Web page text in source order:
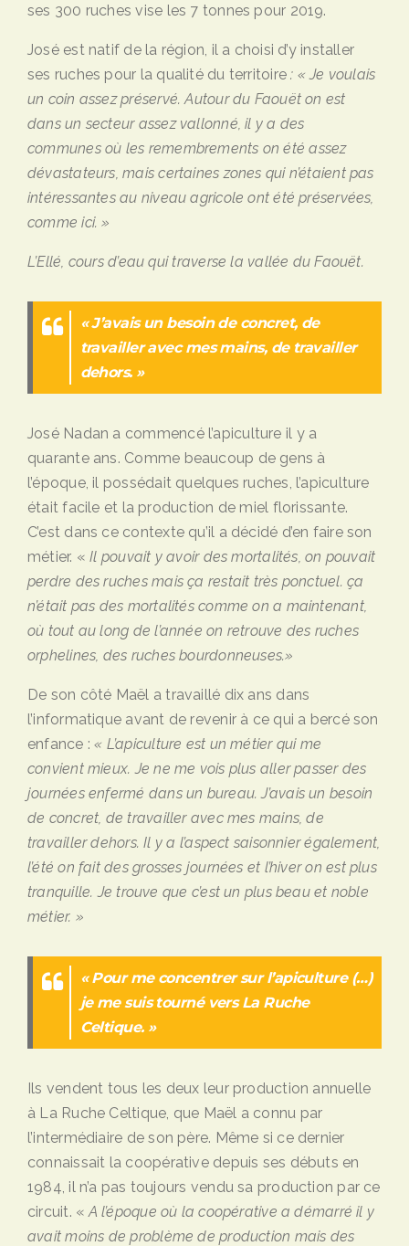
ses 300 ruches vise les 7 tonnes pour 2019.
José est natif de la région, il a choisi d’y installer
ses ruches pour la qualité du territoire: « Je voulais
un coin assez préservé. Autour du Faouët on est
dans un secteur assez vallonné, il y a des
communes où les remembrements on été assez
dévastateurs, mais certaines zones qui n’étaient pas
intéressantes au niveau agricole ont été préservées,
comme ici. »
L’Ellé, cours d’eau qui traverse la vallée du Faouët.
« J’avais un besoin de concret, de
travailler avec mes mains, de travailler
dehors. »
José Nadan a commencé l’apiculture il y a
quarante ans. Comme beaucoup de gens à
l’époque, il possédait quelques ruches, l’apiculture
était facile et la production de miel florissante.
C’est dans ce contexte qu’il a décidé d’en faire son
métier. « Il pouvait y avoir des mortalités, on pouvait
perdre des ruches mais ça restait très ponctuel. ça
n’était pas des mortalités comme on a maintenant,
où tout au long de l’année on retrouve des ruches
orphelines, des ruches bourdonneuses.»
De son côté Maël a travaillé dix ans dans
l’informatique avant de revenir à ce qui a bercé son
enfance :« L’apiculture est un métier qui me
convient mieux. Je ne me vois plus aller passer des
journées enfermé dans un bureau. J’avais un besoin
de concret, de travailler avec mes mains,de
travailler dehors. Il y a l’aspect saisonnier également,
l’été on fait des grosses journées et l’hiver on est plus
tranquille. Je trouve que c’est un plus beau et noble
métier. »
« Pour me concentrer sur l’apiculture (…)
je me suis tourné vers La Ruche
Celtique. »
Ils vendent tous les deux leur production annuelle
à La Ruche Celtique, que Maël a connu par
l’intermédiaire de son père. Même si ce dernier
connaissait la coopérative depuis ses débuts en
1984, il n’a pas toujours vendu sa production par ce
circuit. «A l’époque où la coopérative a démarré il y
avait moins de problème de production mais des